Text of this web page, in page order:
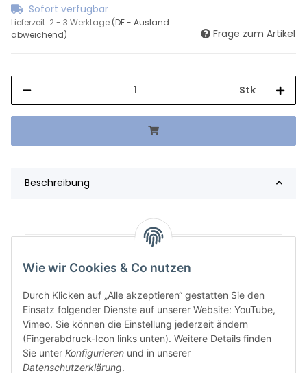
Sofort verfügbar
Lieferzeit: 2 - 3 Werktage (DE - Ausland
abweichend)
Frage zum Artikel
Stk
Beschreibung
751,40
Wie wir Cookies & Co nutzen
Durch Klicken auf „Alle akzeptieren“ gestatten Sie den
Einsatz folgender Dienste auf unserer Website: YouTube,
Vimeo. Sie können die Einstellung jederzeit ändern
(Fingerabdruck-Icon links unten). Weitere Details finden
Sie unter Konfigurieren und in unserer
Datenschutzerklärung.